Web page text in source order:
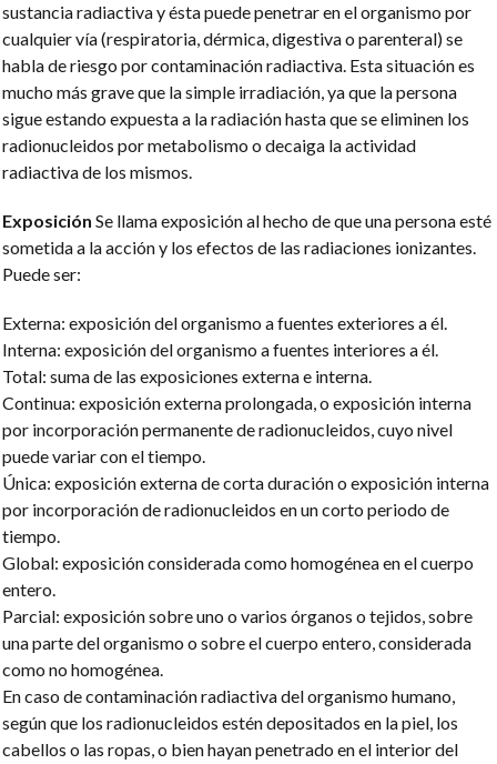
sustancia radiactiva y ésta puede penetrar en el organismo por
cualquier vía (respiratoria, dérmica, digestiva o parenteral) se
habla de riesgo por contaminación radiactiva. Esta situación es
mucho más grave que la simple irradiación, ya que la persona
sigue estando expuesta a la radiación hasta que se eliminen los
radionucleidos por metabolismo o decaiga la actividad
radiactiva de los mismos.
Exposición Se llama exposición al hecho de que una persona esté
sometida a la acción y los efectos de las radiaciones ionizantes.
Puede ser:
Externa: exposición del organismo a fuentes exteriores a él.
Interna: exposición del organismo a fuentes interiores a él.
Total: suma de las exposiciones externa e interna.
Continua: exposición externa prolongada, o exposición interna
por incorporación permanente de radionucleidos, cuyo nivel
puede variar con el tiempo.
Única: exposición externa de corta duración o exposición interna
por incorporación de radionucleidos en un corto periodo de
tiempo.
Global: exposición considerada como homogénea en el cuerpo
entero.
Parcial: exposición sobre uno o varios órganos o tejidos, sobre
una parte del organismo o sobre el cuerpo entero, considerada
como no homogénea.
En caso de contaminación radiactiva del organismo humano,
según que los radionucleidos estén depositados en la piel, los
cabellos o las ropas, o bien hayan penetrado en el interior del